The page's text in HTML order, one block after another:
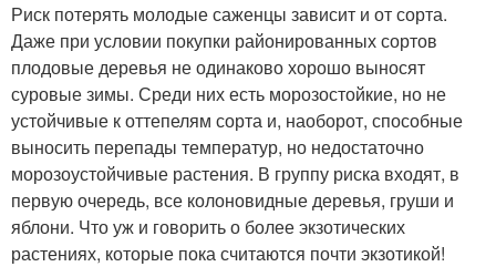
Риск потерять молодые саженцы зависит и от сорта.
Даже при условии покупки районированных сортов
плодовые деревья не одинаково хорошо выносят
суровые зимы. Среди них есть морозостойкие, но не
устойчивые к оттепелям сорта и, наоборот, способные
выносить перепады температур, но недостаточно
морозоустойчивые растения. В группу риска входят, в
первую очередь, все колоновидные деревья, груши и
яблони. Что уж и говорить о более экзотических
растениях, которые пока считаются почти экзотикой!